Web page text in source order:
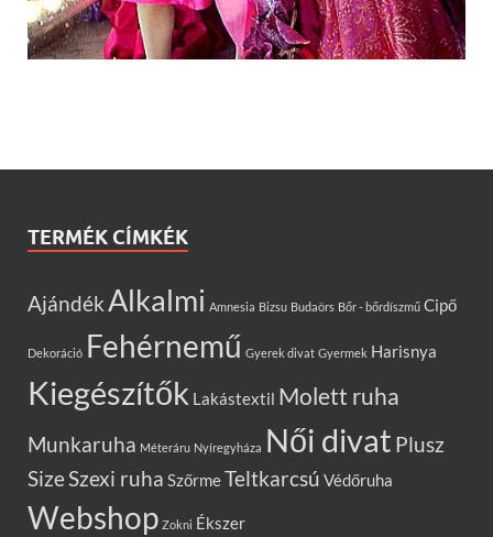
TERMÉK CÍMKÉK
AjándékAlkalmi Amnesia Bizsu Budaörs Bőr - bőrdíszmű Cipő
Dekoráció Fehérnemű Gyerek divat Gyermek Harisnya
Kiegészítők Lakástextil Molett ruha
Munkaruha Méteráru Nyíregyháza Női divat Plusz
SizeSzexi ruha SzőrmeTeltkarcsú Védőruha
Webshop Zokni Ékszer